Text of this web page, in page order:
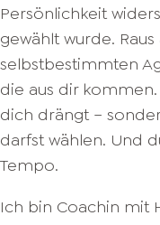
Persönlichkeit
gewählt wurde.
selbstbestimmten
die aus dir
dich drängt –
darfst wählen. Und
Tempo.
Ich bin Coachin mit